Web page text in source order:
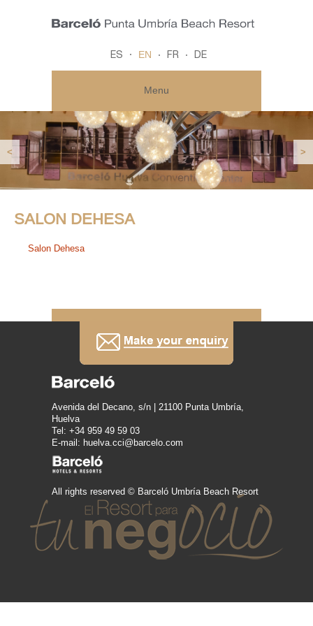
ES EN FR DE
Menu
< >
SALON DEHESA
Salon Dehesa
Avenida del Decano, s/n | 21100 Punta Umbría,
Huelva
Tel: +34 959 49 59 03
E-mail: huelva.cci@barcelo.com
All rights reserved © Barceló Umbría Beach Resort